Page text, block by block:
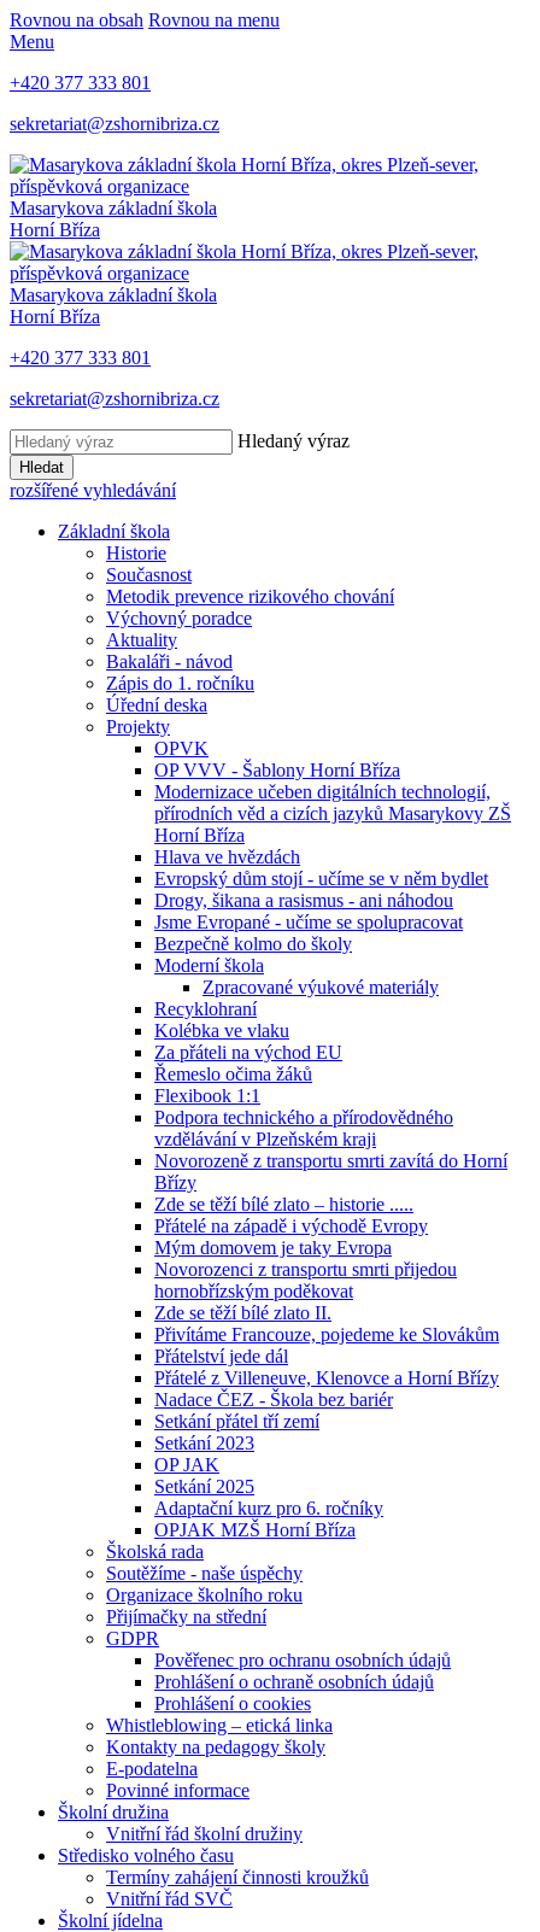
Rovnou na obsah Rovnou na menu
Menu
+420 377 333 801
sekretariat@zshornibriza.cz
Masarykova základní škola
Horní Bříza
Masarykova základní škola
Horní Bříza
+420 377 333 801
sekretariat@zshornibriza.cz
Hledaný výraz
Hledat
rozšířené vyhledávání
Základní škola
Historie
Současnost
Metodik prevence rizikového chování
Výchovný poradce
Aktuality
Bakaláři - návod
Zápis do 1. ročníku
Úřední deska
Projekty
OPVK
OP VVV - Šablony Horní Bříza
Modernizace učeben digitálních technologií,
přírodních věd a cizích jazyků Masarykovy ZŠ
Horní Bříza
Hlava ve hvězdách
Evropský dům stojí - učíme se v něm bydlet
Drogy, šikana a rasismus - ani náhodou
Jsme Evropané - učíme se spolupracovat
Bezpečně kolmo do školy
Moderní škola
Zpracované výukové materiály
Recyklohraní
Kolébka ve vlaku
Za přáteli na východ EU
Řemeslo očima žáků
Flexibook 1:1
Podpora technického a přírodovědného
vzdělávání v Plzeňském kraji
Novorozeně z transportu smrti zavítá do Horní
Břízy
Zde se těží bílé zlato – historie .....
Přátelé na západě i východě Evropy
Mým domovem je taky Evropa
Novorozenci z transportu smrti přijedou
hornobřízským poděkovat
Zde se těží bílé zlato II.
Přivítáme Francouze, pojedeme ke Slovákům
Přátelství jede dál
Přátelé z Villeneuve, Klenovce a Horní Břízy
Nadace ČEZ - Škola bez bariér
Setkání přátel tří zemí
Setkání 2023
OP JAK
Setkání 2025
Adaptační kurz pro 6. ročníky
OPJAK MZŠ Horní Bříza
Školská rada
Soutěžíme - naše úspěchy
Organizace školního roku
Přijímačky na střední
GDPR
Pověřenec pro ochranu osobních údajů
Prohlášení o ochraně osobních údajů
Prohlášení o cookies
Whistleblowing – etická linka
Kontakty na pedagogy školy
E-podatelna
Povinné informace
Školní družina
Vnitřní řád školní družiny
Středisko volného času
Termíny zahájení činnosti kroužků
Vnitřní řád SVČ
Školní jídelna